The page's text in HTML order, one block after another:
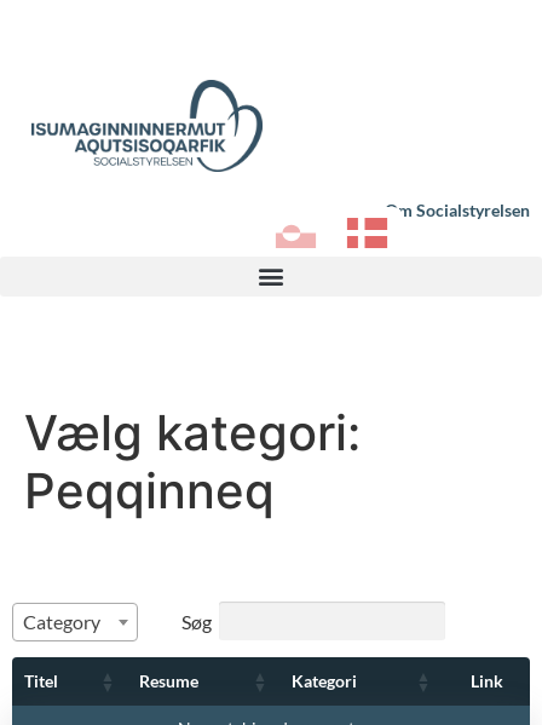
Om Socialstyrelsen
Vælg kategori:
Peqqinneq
Category Søg
Titel Resume Kategori Link